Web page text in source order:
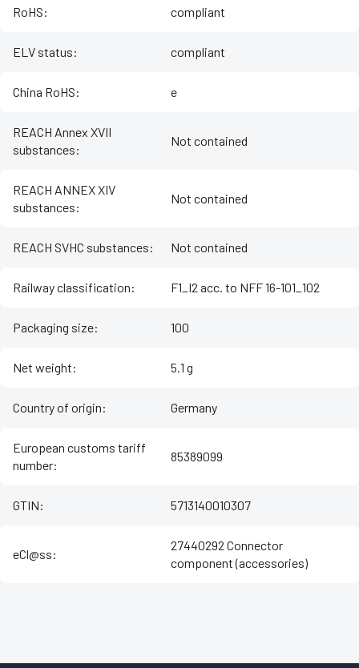
RoHS: compliant
ELV status: compliant
China RoHS: e
REACH Annex XVII
substances:
Not contained
REACH ANNEX XIV
substances:
Not contained
REACH SVHC substances: Not contained
Railway classification: F1_I2 acc. to NFF 16-101_102
Packaging size: 100
Net weight: 5.1 g
Country of origin: Germany
European customs tariff
number:
85389099
GTIN: 5713140010307
eCl@ss:
27440292 Connector
component (accessories)